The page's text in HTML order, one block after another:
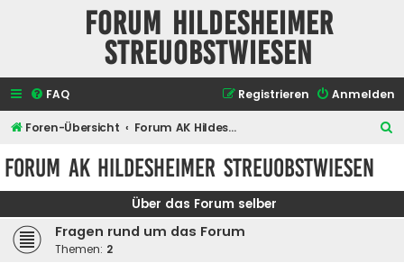
Forum Hildesheimer
Streuobstwiesen
FAQ Anmelden
Registrieren
Foren-Übersicht Forum AK Hildesheimer Streuobstwiesen
e
Forum AK Hildesheimer Streuobstwiesen
Über das Forum selber
Fragen rund um das Forum
Themen: 2